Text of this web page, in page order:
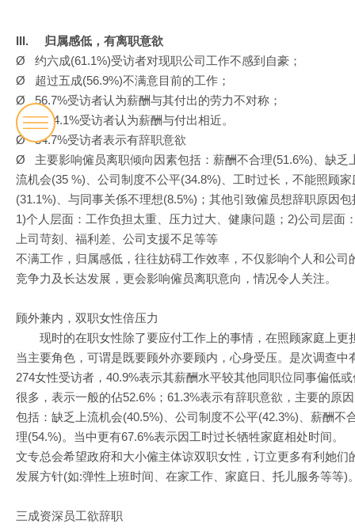
III. 归属感低，有离职意欲
Ø 约六成(61.1%)受访者对现职公司工作不感到自豪；
Ø 超过五成(56.9%)不满意目前的工作；
Ø 56.7%受访者认为薪酬与其付出的劳力不对称；
Ø 仅14.1%受访者认为薪酬与付出相近。
Ø 54.7%受访者表示有辞职意欲
Ø 主要影响僱员离职倾向因素包括：薪酬不合理(51.6%)、缺乏
流机会(35 %)、公司制度不公平(34.8%)、工时过长，不能照顾家
(31.1%)、与同事关係不理想(8.5%)；其他引致僱员想辞职原因包
1)个人层面：工作负担太重、压力过大、健康问题；2)公司层面
上司苛刻、福利差、公司支援不足等等
不满工作，归属感低，往往妨碍工作效率，不仅影响个人和公司
竞争力及长达发展，更会影响僱员离职意向，情况令人关注。
顾外兼内，双职女性倍压力
现时的在职女性除了要应付工作上的事情，在照顾家庭上更
当主要角色，可谓是既要顾外亦要顾内，心身受压。是次调查中
274女性受访者，40.9%表示其薪酬水平较其他同职位同事偏低或
很多，表示一般的佔52.6%；61.3%表示有辞职意欲，主要的原因
包括：缺乏上流机会(40.5%)、公司制度不公平(42.3%)、薪酬不
理(54.%)。当中更有67.6%表示因工时过长牺牲家庭相处时间。
文专总会希望政府和大小僱主体谅双职女性，订立更多有利她们
发展方针(如:弹性上班时间、在家工作、家庭日、托儿服务等等)
三成资深员工欲辞职